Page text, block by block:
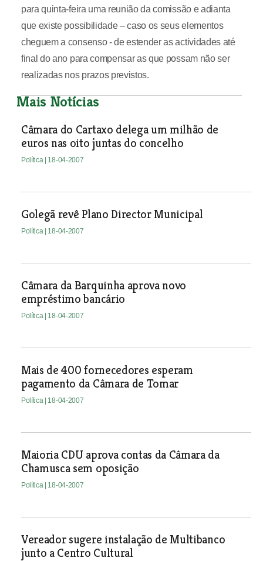
para quinta-feira uma reunião da comissão e adianta
que existe possibilidade – caso os seus elementos
cheguem a consenso - de estender as actividades até
final do ano para compensar as que possam não ser
realizadas nos prazos previstos.
Mais Notícias
Câmara do Cartaxo delega um milhão de
euros nas oito juntas do concelho
Política | 18-04-2007
Golegã revê Plano Director Municipal
Política | 18-04-2007
Câmara da Barquinha aprova novo
empréstimo bancário
Política | 18-04-2007
Mais de 400 fornecedores esperam
pagamento da Câmara de Tomar
Política | 18-04-2007
Maioria CDU aprova contas da Câmara da
Chamusca sem oposição
Política | 18-04-2007
Vereador sugere instalação de Multibanco
junto a Centro Cultural